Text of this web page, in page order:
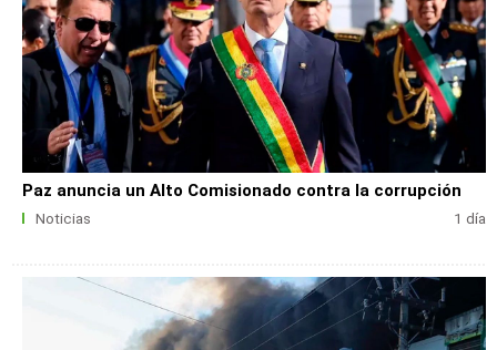
Paz anuncia un Alto Comisionado contra la corrupción
Noticias 1 día